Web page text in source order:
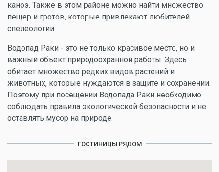
каноэ. Также в этом районе можно найти множество
пещер и гротов, которые привлекают любителей
спелеологии.
Водопад Раки - это не только красивое место, но и
важный объект природоохранной работы. Здесь
обитает множество редких видов растений и
животных, которые нуждаются в защите и сохранении.
Поэтому при посещении Водопада Раки необходимо
соблюдать правила экологической безопасности и не
оставлять мусор на природе.
ГОСТИНИЦЫ РЯДОМ